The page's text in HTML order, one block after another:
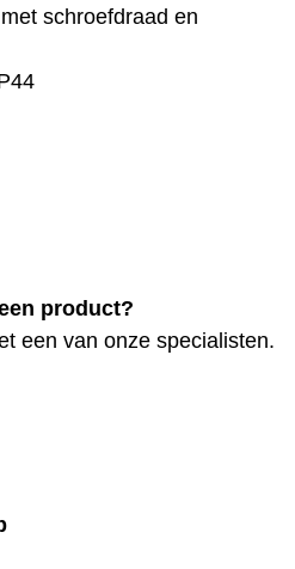
schroefdraad en
product?
een van onze specialisten.